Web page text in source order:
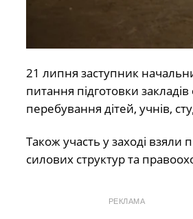
21 липня заступник
питання підготовки
перебування дітей, учнів,
Також участь у заході
силових структур та
РЕКЛАМА